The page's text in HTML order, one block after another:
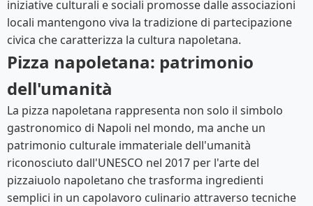
iniziative culturali e sociali promosse dalle associazioni
locali mantengono viva la tradizione di partecipazione
civica che caratterizza la cultura napoletana.
Pizza napoletana: patrimonio
dell'umanità
La pizza napoletana rappresenta non solo il simbolo
gastronomico di Napoli nel mondo, ma anche un
patrimonio culturale immateriale dell'umanità
riconosciuto dall'UNESCO nel 2017 per l'arte del
pizzaiuolo napoletano che trasforma ingredienti
semplici in un capolavoro culinario attraverso tecniche